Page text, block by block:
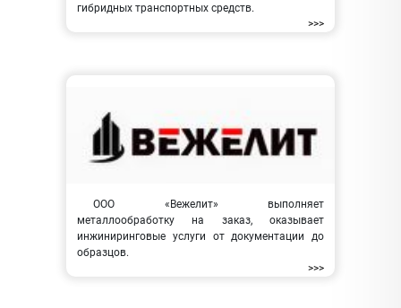
гибридных транспортных средств.
>>>
ООО «Вежелит» выполняет
металлообработку на заказ, оказывает
инжиниринговые услуги от документации до
образцов.
>>>